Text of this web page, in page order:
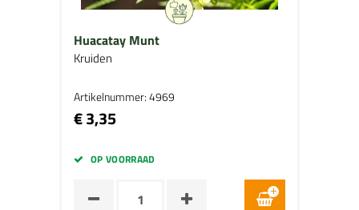
Huacatay Munt
Kruiden
Artikelnummer: 4969
€ 3,35
OP VOORRAAD